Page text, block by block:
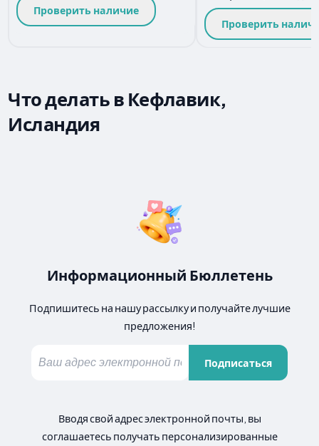
Проверить наличие
Проверить
Что делать в Кефлавик,
Исландия
Информационный Бюллетень
Подпишитесь на нашу рассылку и получайте лучшие
предложения!
Подписаться
Вводя свой адрес электронной почты, вы
соглашаетесь получать персонализированные